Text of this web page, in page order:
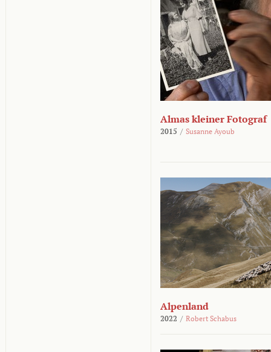
Almas kleiner Fotograf
2015 / Susanne Ayoub
Alpenland
2022 / Robert Schabus